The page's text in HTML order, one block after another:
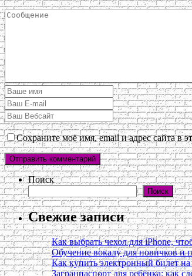
Сохраните моё имя, email и адрес сайта в
Поиск
Поиск
Свежие записи
Как выбрать чехол для iPhone,
Обучение вокалу для новичков и
Как купить электронный билет
Загранпаспорт для ребёнка: как